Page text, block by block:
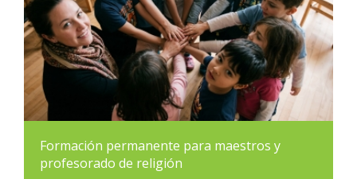
Formación permanente para maestros y
profesorado de religión